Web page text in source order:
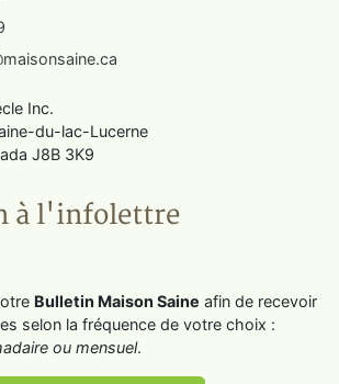
Inc.
du-lac-Lucerne
J8B 3K9
à l'infolettre
Bulletin Maison Saine afin de recevoir
selon la fréquence de votre choix :
ou mensuel.